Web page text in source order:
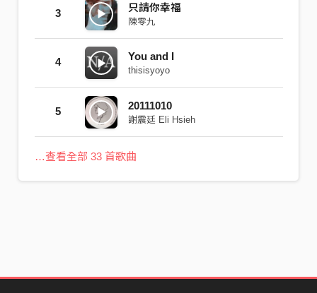
3 只請你幸福
陳零九
4 You and I
thisisyoyo
5 20111010
謝震廷 Eli Hsieh
…查看全部 33 首歌曲